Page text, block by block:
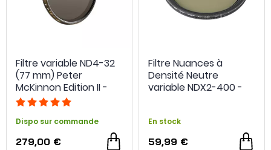
Filtre variable ND4-32
(77 mm) Peter
McKinnon Edition II -
PolarPro
Dispo sur commande
279,00 €
Filtre Nuances à
Densité Neutre
variable NDX2-400 -
En stock
59,99 €